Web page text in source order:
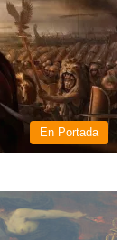
En Portada